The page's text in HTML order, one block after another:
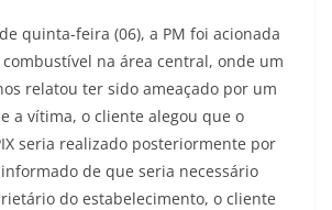
quinta-feira (06), a PM foi acionada
na área central, onde um
relatou ter sido ameaçado por um
a vítima, o cliente alegou que o
seria realizado posteriormente por
de que seria necessário
do estabelecimento, o cliente